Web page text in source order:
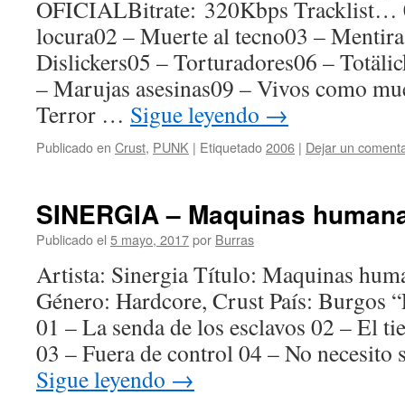
OFICIALBitrate: 320Kbps Tracklist…
locura02 – Muerte al tecno03 –
Dislickers05 – Torturadores06 –
– Marujas asesinas09 – Vivos como
Terror … Sigue leyendo →
Publicado en Crust, PUNK | Etiquetado2006 | Dejar un
SINERGIA – Maquinas
Publicado el 5 mayo, 2017por Burras
Artista: Sinergia Título: Maquinas
Género: Hardcore, Crust País: Burgos
01 – La senda de los esclavos 02 – El
03 – Fuera de control 04 – No
Sigue leyendo →